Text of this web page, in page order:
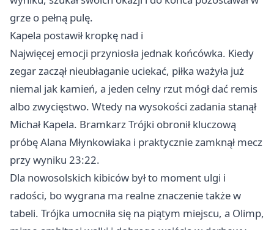
grze o pełną pulę.
Kapela postawił kropkę nad i
Najwięcej emocji przyniosła jednak końcówka. Kiedy
zegar zaczął nieubłaganie uciekać, piłka ważyła już
niemal jak kamień, a jeden celny rzut mógł dać remis
albo zwycięstwo. Wtedy na wysokości zadania stanął
Michał Kapela. Bramkarz Trójki obronił kluczową
próbę Alana Młynkowiaka i praktycznie zamknął mecz
przy wyniku 23:22.
Dla nowosolskich kibiców był to moment ulgi i
radości, bo wygrana ma realne znaczenie także w
tabeli. Trójka umocniła się na piątym miejscu, a Olimp,